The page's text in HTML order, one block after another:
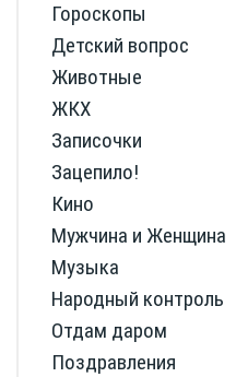
Гороскопы
Детский вопрос
Животные
ЖКХ
Записочки
Зацепило!
Кино
Мужчина и Женщина
Музыка
Народный контроль
Отдам даром
Поздравления